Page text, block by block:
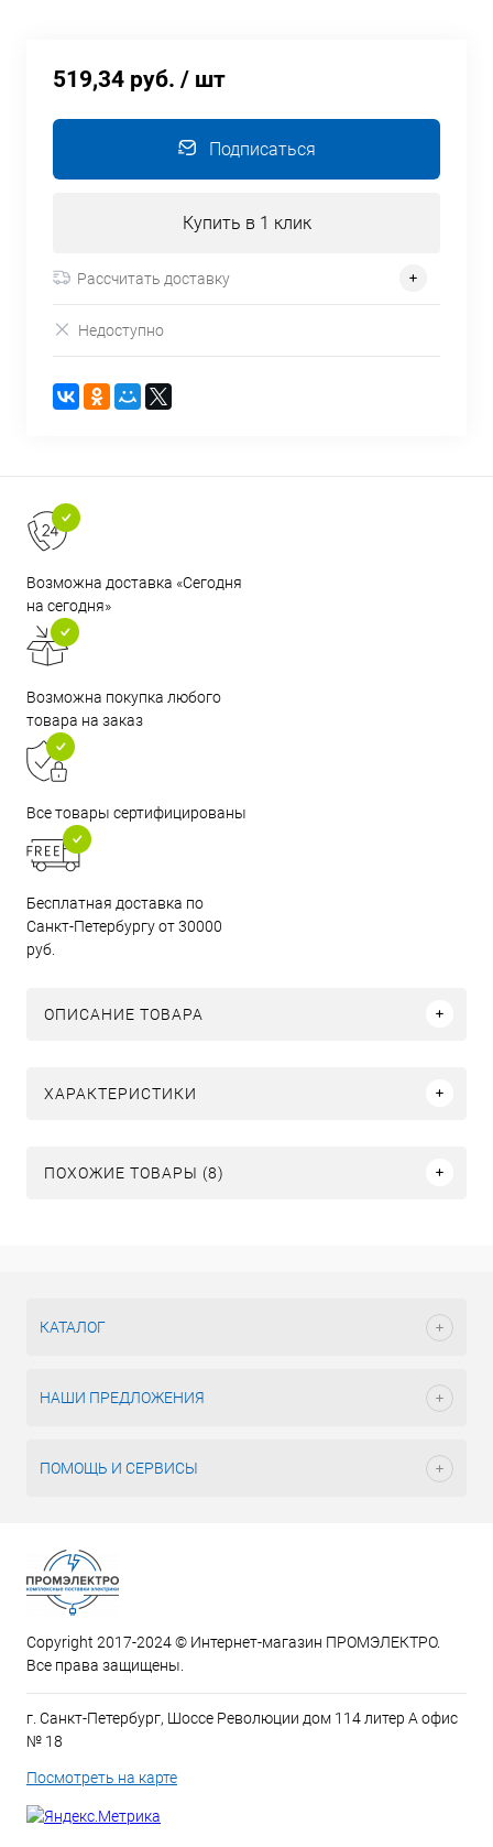
519,34 руб. / шт
Подписаться
Купить в 1 клик
Рассчитать доставку
Недоступно
Возможна доставка «Сегодня
на сегодня»
Возможна покупка любого
товара на заказ
Все товары сертифицированы
Бесплатная доставка по
Санкт-Петербургу от 30000
руб.
ОПИСАНИЕ ТОВАРА
ХАРАКТЕРИСТИКИ
ПОХОЖИЕ ТОВАРЫ (8)
КАТАЛОГ
НАШИ ПРЕДЛОЖЕНИЯ
ПОМОЩЬ И СЕРВИСЫ
Copyright 2017-2024 © Интернет-магазин ПРОМЭЛЕКТРО.
Все права защищены.
г. Санкт-Петербург, Шоссе Революции дом 114 литер А офис
№ 18
Посмотреть на карте